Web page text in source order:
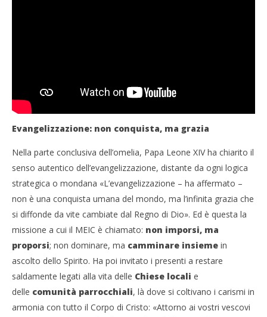
Evangelizzazione: non conquista, ma grazia
Nella parte conclusiva dell’omelia, Papa Leone XIV ha chiarito il
senso autentico dell’evangelizzazione, distante da ogni logica
strategica o mondana «L’evangelizzazione – ha affermato –
non è una conquista umana del mondo, ma l’infinita grazia che
si diffonde da vite cambiate dal Regno di Dio». Ed è questa la
missione a cui il MEIC è chiamato: non imporsi, ma
proporsi; non dominare, ma camminare insieme in
ascolto dello Spirito. Ha poi invitato i presenti a restare
saldamente legati alla vita delle Chiese locali e
delle comunità parrocchiali, là dove si coltivano i carismi in
armonia con tutto il Corpo di Cristo: «Attorno ai vostri vescovi